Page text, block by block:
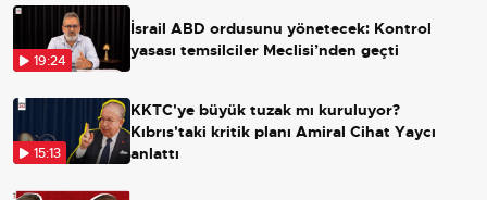
19:24
İsrail ABD ordusunu yönetecek: Kontrol
yasası temsilciler Meclisi’nden geçti
15:13
KKTC'ye büyük tuzak mı kuruluyor?
Kıbrıs'taki kritik planı Amiral Cihat Yaycı
anlattı